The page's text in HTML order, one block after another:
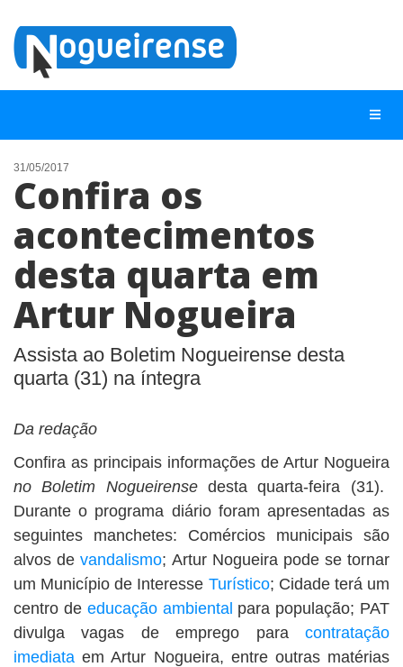
NOTÍCIAS
LISTA DIGITAL
TELEFONES ÚTEIS
CONTATO
ANUNCIE
31/05/2017
Confira os
acontecimentos
desta quarta em
Artur Nogueira
Assista ao Boletim Nogueirense desta
quarta (31) na íntegra
Da redação
Confira as principais informações de Artur Nogueira
no Boletim Nogueirense desta quarta-feira (31).
Durante o programa diário foram apresentadas as
seguintes manchetes: Comércios municipais são
alvos de vandalismo; Artur Nogueira pode se tornar
um Município de Interesse Turístico; Cidade terá um
centro de educação ambiental para população; PAT
divulga vagas de emprego para contratação
imediataem Artur Nogueira, entre outras matérias